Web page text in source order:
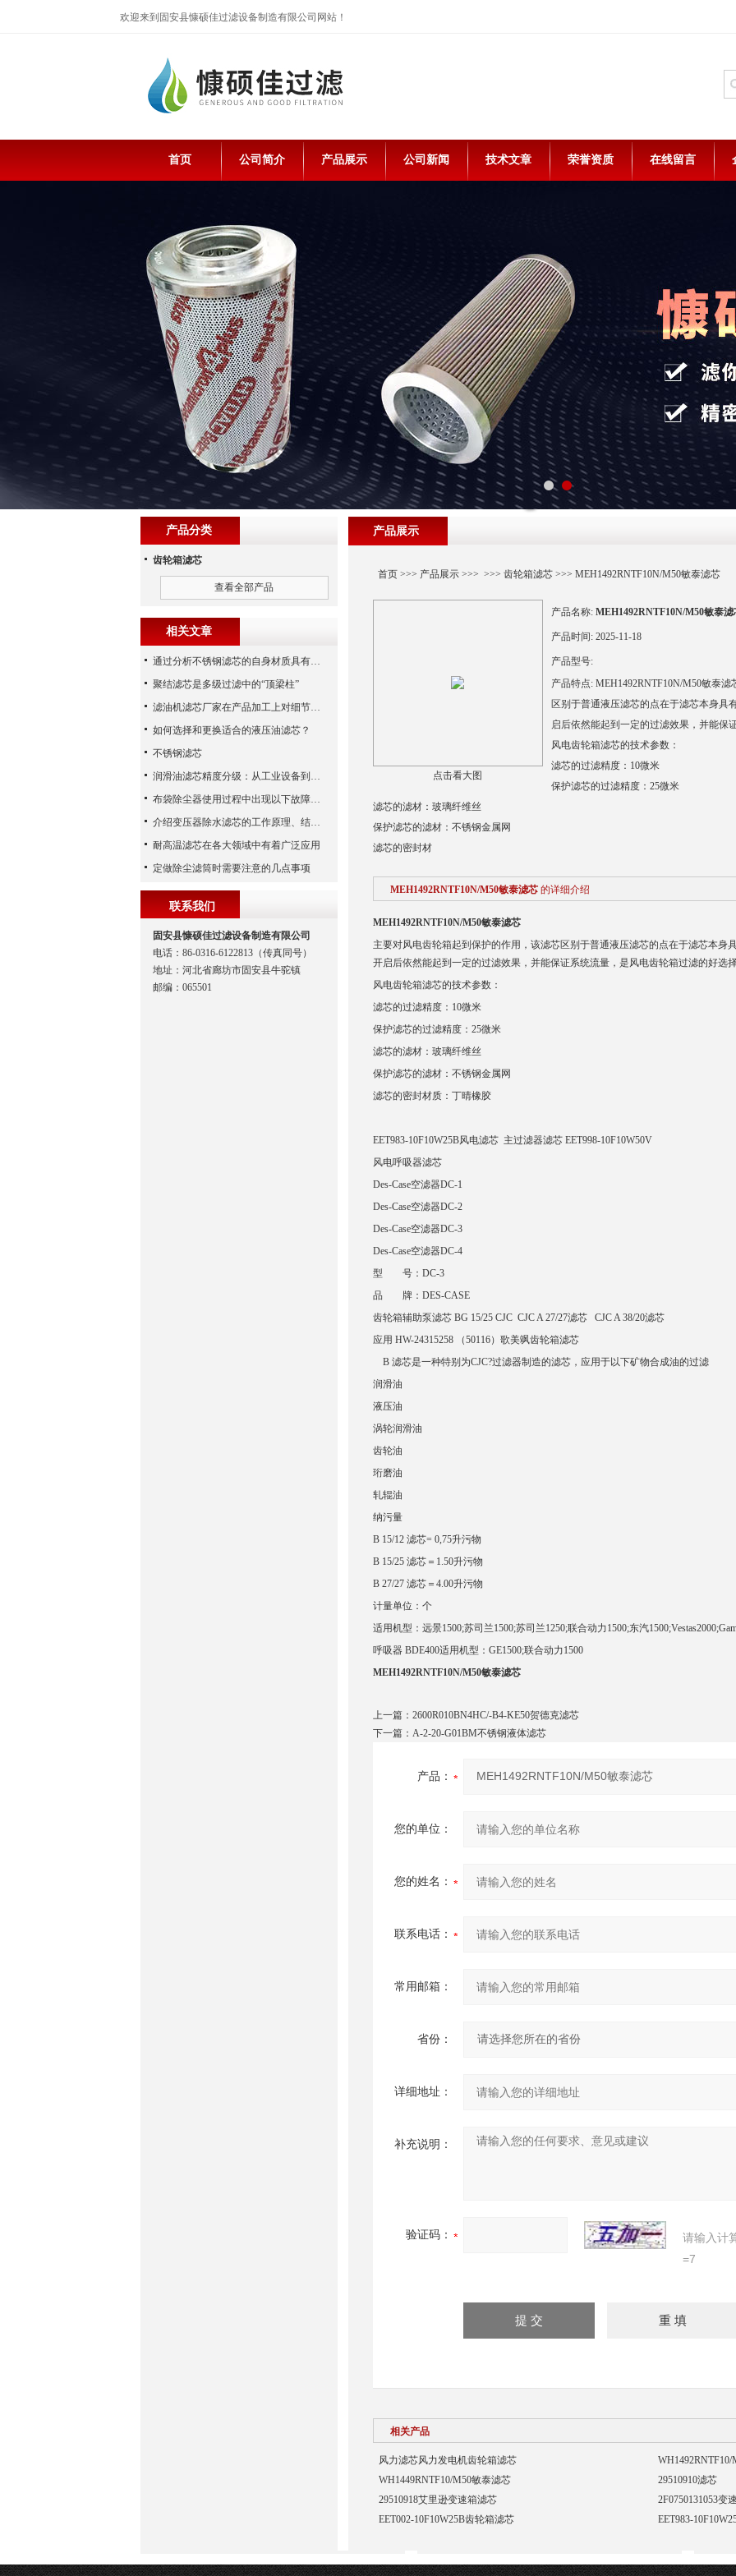
欢迎来到固安县慷硕佳过滤设备制造有限公司网站！
首页 公司简介 产品展示 公司新闻 技术文章 荣誉资质 在线留言
产品展示
首页>>> 产品展示>>> >>> 齿轮箱滤芯>>> MEH1492RNTF10N/M50敏泰滤芯
点击看大图
产品名称: MEH1492RNTF10N/M50敏泰滤
产品时间: 2025-11-18
产品型号:
产品特点: MEH1492RNTF10N/M50敏泰
区别于普通液压滤芯的点在于滤芯本身具
启后依然能起到一定的过滤效果，并能保
风电齿轮箱滤芯的技术参数：
滤芯的过滤精度：10微米
保护滤芯的过滤精度：25微米
滤芯的滤材：玻璃纤维丝
保护滤芯的滤材：不锈钢金属网
滤芯的密封材
MEH1492RNTF10N/M50敏泰滤芯 的详细介绍
MEH1492RNTF10N/M50敏泰滤芯
主要对风电齿轮箱起到保护的作用，该滤芯区别于普通液压滤芯的点在于滤芯本身
开启后依然能起到一定的过滤效果，并能保证系统流量，是风电齿轮箱过滤的好选
风电齿轮箱滤芯的技术参数：
滤芯的过滤精度：10微米
保护滤芯的过滤精度：25微米
滤芯的滤材：玻璃纤维丝
保护滤芯的滤材：不锈钢金属网
滤芯的密封材质：丁晴橡胶
EET983-10F10W25B风电滤芯 主过滤器滤芯 EET998-10F10W50V
风电呼吸器滤芯
Des-Case空滤器DC-1
Des-Case空滤器DC-2
Des-Case空滤器DC-3
Des-Case空滤器DC-4
型 号：DC-3
品 牌：DES-CASE
齿轮箱辅助泵滤芯 BG 15/25 CJC CJC A 27/27滤芯 CJC A 38/20滤芯
应用 HW-24315258 （50116）歌美飒齿轮箱滤芯
B 滤芯是一种特别为CJC?过滤器制造的滤芯，应用于以下矿物合成油的过滤
润滑油
液压油
涡轮润滑油
齿轮油
珩磨油
轧辊油
纳污量
B 15/12 滤芯= 0,75升污物
B 15/25 滤芯＝1.50升污物
B 27/27 滤芯＝4.00升污物
计量单位：个
适用机型：远景1500;苏司兰1500;苏司兰1250;联合动力1500;东汽
呼吸器 BDE400适用机型：GE1500;联合动力1500
MEH1492RNTF10N/M50敏泰滤芯
上一篇： 2600R010BN4HC/-B4-KE50贺德克滤芯
下一篇： A-2-20-G01BM不锈钢液体滤芯
产品：
您的单位：
您的姓名：
联系电话：
常用邮箱：
省份：
详细地址：
补充说明：
验证码：
请输入计
=7
相关产品
风力滤芯风力发电机齿轮箱滤芯
WH1449RNTF10/M50敏泰滤芯
29510910滤芯
29510918艾里逊变速箱滤芯
2F0750131053变
EET002-10F10W25B齿轮箱滤芯
EET983-
产品分类
齿轮箱滤芯
查看全部产品
相关文章
通过分析不锈钢滤芯的自身材质具有哪些优点？
聚结滤芯是多级过滤中的“顶梁柱”
滤油机滤芯厂家在产品加工上对细节的掌握
如何选择和更换适合的液压油滤芯？
不锈钢滤芯
润滑油滤芯精度分级：从工业设备到精密系统的过滤密码
布袋除尘器使用过程中出现以下故障要怎么应对？
介绍变压器除水滤芯的工作原理、结构及优点
耐高温滤芯在各大领域中有着广泛应用
定做除尘滤筒时需要注意的几点事项
联系我们
固安县慷硕佳过滤设备制造有限公司
电话：86-0316-6122813（传真同号）
地址：河北省廊坊市固安县牛驼镇
邮编：065501